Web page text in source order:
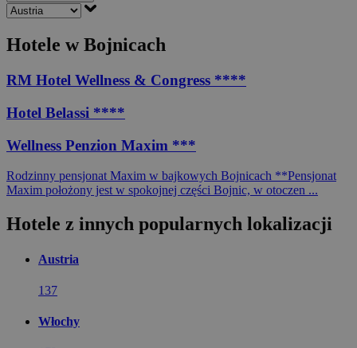
Hotele w Bojnicach
RM Hotel Wellness & Congress ****
Hotel Belassi ****
Wellness Penzion Maxim ***
Rodzinny pensjonat Maxim w bajkowych Bojnicach **Pensjonat
Maxim położony jest w spokojnej części Bojnic, w otoczen ...
Hotele z innych popularnych lokalizacji
Austria
137
Włochy